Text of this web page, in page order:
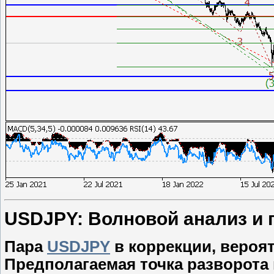
USDJPY: Волновой анализ и
Пара USDJPY в коррекции,
Предполагаемая точка